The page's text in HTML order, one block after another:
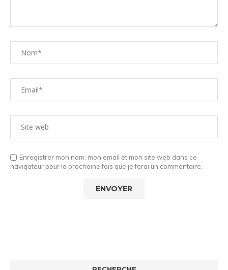
Enregistrer mon nom, mon email et mon site web dans ce
navigateur pour la prochaine fois que je ferai un commentaire.